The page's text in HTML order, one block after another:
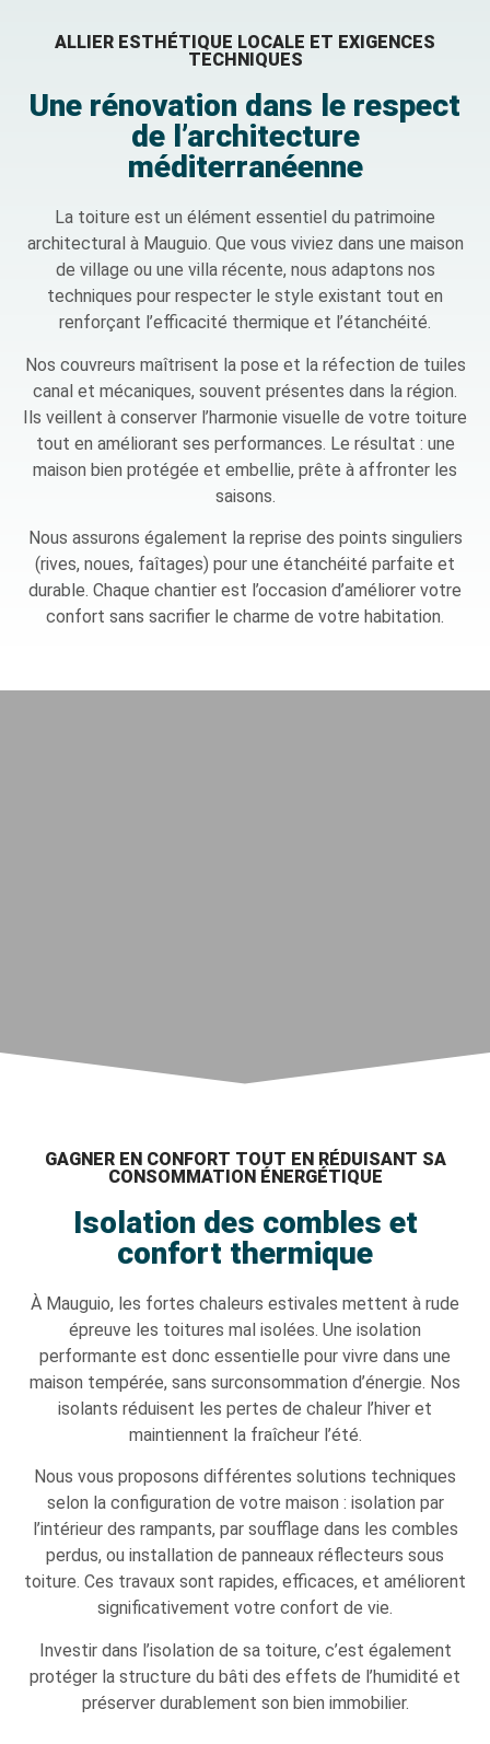
ALLIER ESTHÉTIQUE LOCALE ET EXIGENCES
TECHNIQUES
Une rénovation dans le respect
de l’architecture
méditerranéenne
La toiture est un élément essentiel du patrimoine
architectural à Mauguio. Que vous viviez dans une maison
de village ou une villa récente, nous adaptons nos
techniques pour respecter le style existant tout en
renforçant l’efficacité thermique et l’étanchéité.
Nos couvreurs maîtrisent la pose et la réfection de tuiles
canal et mécaniques, souvent présentes dans la région.
Ils veillent à conserver l’harmonie visuelle de votre toiture
tout en améliorant ses performances. Le résultat : une
maison bien protégée et embellie, prête à affronter les
saisons.
Nous assurons également la reprise des points singuliers
(rives, noues, faîtages) pour une étanchéité parfaite et
durable. Chaque chantier est l’occasion d’améliorer votre
confort sans sacrifier le charme de votre habitation.
GAGNER EN CONFORT TOUT EN RÉDUISANT SA
CONSOMMATION ÉNERGÉTIQUE
Isolation des combles et
confort thermique
À Mauguio, les fortes chaleurs estivales mettent à rude
épreuve les toitures mal isolées. Une isolation
performante est donc essentielle pour vivre dans une
maison tempérée, sans surconsommation d’énergie. Nos
isolants réduisent les pertes de chaleur l’hiver et
maintiennent la fraîcheur l’été.
Nous vous proposons différentes solutions techniques
selon la configuration de votre maison : isolation par
l’intérieur des rampants, par soufflage dans les combles
perdus, ou installation de panneaux réflecteurs sous
toiture. Ces travaux sont rapides, efficaces, et améliorent
significativement votre confort de vie.
Investir dans l’isolation de sa toiture, c’est également
protéger la structure du bâti des effets de l’humidité et
préserver durablement son bien immobilier.